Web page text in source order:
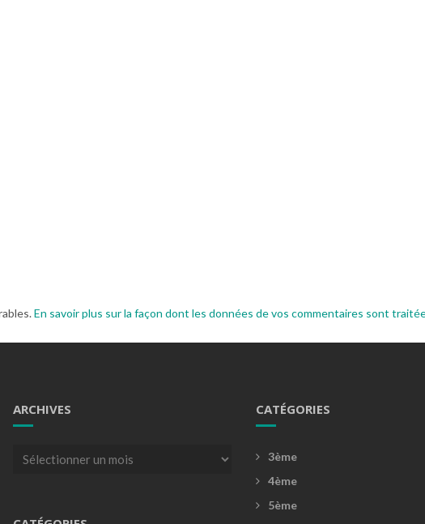
En savoir plus sur la façon dont les données de vos commentaires sont
ARCHIVES
Archives
CATÉGORIES
3ème
4ème
5ème